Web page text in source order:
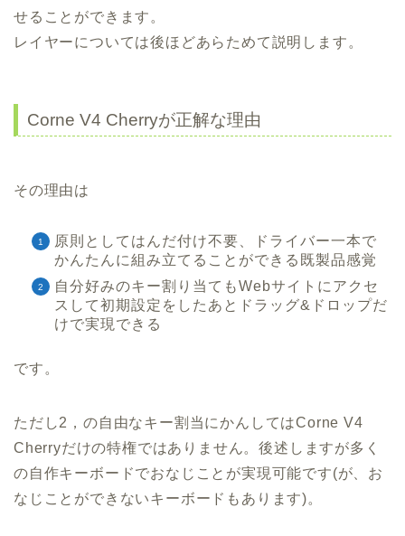
せることができます。
レイヤーについては後ほどあらためて説明します。
Corne V4 Cherryが正解な理由
その理由は
原則としてはんだ付け不要、ドライバー一本で
かんたんに組み立てることができる既製品感覚
自分好みのキー割り当てもWebサイトにアクセ
スして初期設定をしたあとドラッグ&ドロップだ
けで実現できる
です。
ただし2，の自由なキー割当にかんしてはCorne V4
Cherryだけの特権ではありません。後述しますが多く
の自作キーボードでおなじことが実現可能です(が、お
なじことができないキーボードもあります)。